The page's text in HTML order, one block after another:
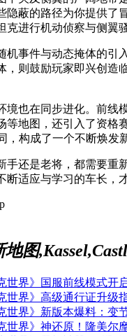
隐蔽的路径为你提供了
进行机动侦察与侧翼骚
机事件与动态掩体的
，则鼓励玩家即兴创
境也在同步进化。前线
等地图，还引入了资格
，构成了一个不断焕发
手还是老将，都需要重
断适应与学习的车长，
图
世界》国服前线模式
世界》高级通行证升级
世界》新版本爆料：变
世界》神还原！隆美尔